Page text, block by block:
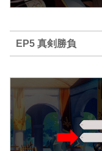
EP5 真剣勝負